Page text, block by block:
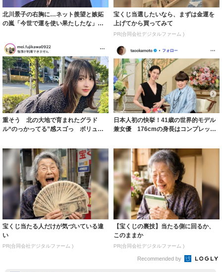
北川景子の右胸に…ネット羨望と嫉妬
の嵐「今世で運を使い果たしたな」
宝くじ当選したいなら、まずは金運を
上げてから買ってみて
PR(合同会社デジタルファーム )
重そう 北の大地で育まれたグラド
ル“のっかってる”感スゴっ ボリュー
日本人初の快挙！41歳の世界的モデル
兼女優 176cmの身長はコンプレック
宝くじ当たる人だけが気づいている違
い
PR(合同会社デジタルファーム )
【宝くじの裏技】当たる側に回るか、
このままか
PR(合同会社デジタルファーム )
Recommended by